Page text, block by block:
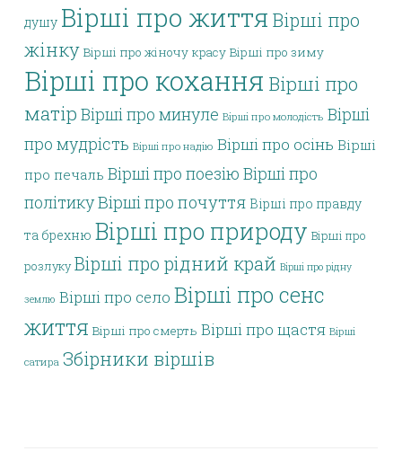
душу Вірші про життя Вірші про
жінку Вірші про жіночу красу Вірші про зиму
Вірші про кохання Вірші про
матір Вірші про минуле Вірші про молодість Вірші
про мудрість Вірші про надію Вірші про осінь Вірші
про печаль Вірші про поезію Вірші про
політикуВірші про почуття Вірші про правду
та брехню Вірші про природу Вірші про
розлуку Вірші про рідний край Вірші про рідну
землю Вірші про село Вірші про сенс
життя Вірші про смерть Вірші про щастя Вірші
сатира Збірники віршів